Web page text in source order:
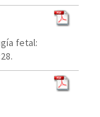
fetal: